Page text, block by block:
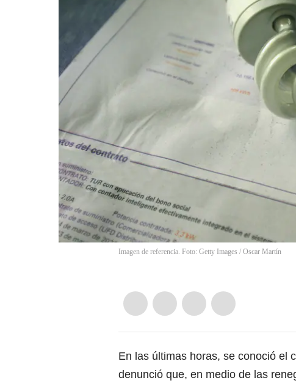
Imagen de referencia. Foto: Getty Images / Oscar Martín
En las últimas horas, se conoció el
denunció que, en medio de las